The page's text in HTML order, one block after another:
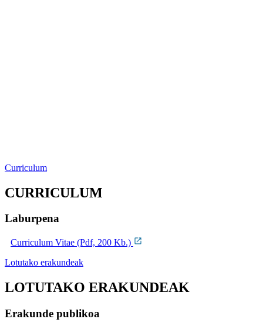
Curriculum
CURRICULUM
Laburpena
Curriculum Vitae (Pdf, 200 Kb.)
Lotutako erakundeak
LOTUTAKO ERAKUNDEAK
Erakunde publikoa